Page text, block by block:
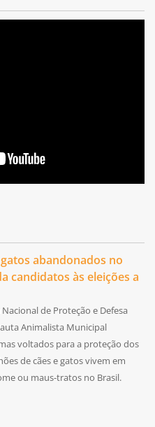
abandonados no
candidatos às eleições a
de Proteção e Defesa
Animalista Municipal
voltados para a proteção dos
de cães e gatos vivem em
ou maus-tratos no Brasil.